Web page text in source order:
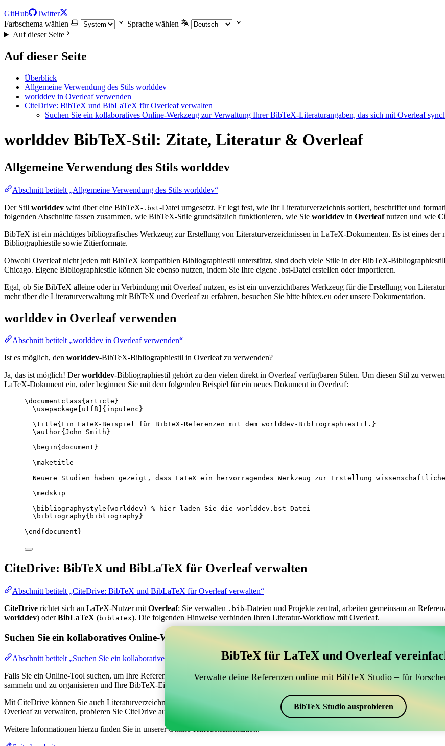
GitHub
Twitter
Farbschema wählen
Sprache wählen
Auf dieser Seite
Auf dieser Seite
Überblick
Allgemeine Verwendung des Stils worlddev
worlddev in Overleaf verwenden
CiteDrive: BibTeX und BibLaTeX für Overleaf verwalten
Suchen Sie ein kollaboratives Online-Werkzeug zur Verwaltung Ihrer BibTeX-Literaturangaben, das sich mit Overleaf
worlddev BibTeX-Stil: Zitate, Literatur & Overleaf
Allgemeine Verwendung des Stils worlddev
Abschnitt betitelt „Allgemeine Verwendung des Stils worlddev“
Der Stil worlddev wird über eine BibTeX- .bst-Datei umgesetzt. Er legt fest, wie Ihr Literaturverzeichnis sortiert, beschriftet und
folgenden Abschnitte fassen zusammen, wie BibTeX-Stile grundsätzlich funktionieren, wie Sie worlddev in Overleafnutzen und wie
BibTeX ist ein mächtiges bibliografisches Werkzeug zur Erstellung von Literaturverzeichnissen in LaTeX-Dokumenten. Es ist eines
Bibliographiestile sowie Zitierformate.
Obwohl Overleaf nicht jeden mit BibTeX kompatiblen Bibliographiestil unterstützt, sind doch viele Stile in der BibTeX-
Chicago. Eigene Bibliographiestile können Sie ebenso nutzen, indem Sie Ihre eigene .bst-Datei erstellen oder importieren.
Egal, ob Sie BibTeX alleine oder in Verbindung mit Overleaf nutzen, es ist ein unverzichtbares Werkzeug für die Erstellung von
mehr über die Literaturverwaltung mit BibTeX und Overleaf zu erfahren, besuchen Sie bitte bibtex.eu oder unsere Dokumentation.
worlddev in Overleaf verwenden
Abschnitt betitelt „worlddev in Overleaf verwenden“
Ist es möglich, den worlddev-BibTeX-Bibliographiestil in Overleaf zu verwenden?
Ja, das ist möglich! Derworlddev-Bibliographiestil gehört zu den vielen direkt in Overleaf verfügbaren Stilen. Um diesen Stil zu
LaTeX-Dokument ein, oder beginnen Sie mit dem folgenden Beispiel für ein neues Dokument in Overleaf:
\documentclass{ article }
\usepackage
utf8 ]{ inputenc }
\title{Ein LaTeX-Beispiel für BibTeX-Referenzen mit dem worlddev-Bibliographiestil.}
\author{John Smith}
\begin{ document }
\maketitle
Neuere Studien haben gezeigt, dass LaTeX ein hervorragendes Werkzeug zur Erstellung
\medskip
\bibliographystyle{worlddev} % hier laden Sie die worlddev.bst-Datei
\bibliography{bibliography}
\end { document }
CiteDrive: BibTeX und BibLaTeX für Overleaf verwalten
Abschnitt betitelt „CiteDrive: BibTeX und BibLaTeX für Overleaf verwalten“
CiteDrive richtet sich an LaTeX-Nutzer mit Overleaf: Sie verwalten .bib-Dateien und Projekte zentral, arbeiten gemeinsam an
worlddev) oderBibLaTeX (biblatex). Die folgenden Hinweise verbinden Ihren Literatur-Workflow mit Overleaf.
Suchen Sie ein kollaboratives Online-Werkzeug zur Verwaltung Ihrer BibTeX-Literaturangaben, das
Abschnitt betitelt „Suchen Sie ein kollaboratives Online-Werkzeug zur Verwaltung Ihrer BibTeX-Literaturangaben, das sich mit
Falls Sie ein Online-Tool suchen, um Ihre Referenzen, Zitate und das Literaturverzeichnis in Overleaf zu verwalten, könnte CiteDrive
sammeln und zu organisieren und Ihre BibTeX-Einträge in Ihrem Overleaf-Projekt aktuell zu halten.
Mit CiteDrive können Sie auch Literaturverzeichnisse und Zitate in verschiedenen Stilen, einschließlich worlddev, erstellen. Wenn Sie
Overleaf zu verwalten, probieren Sie CiteDrive aus!
Weitere Informationen hierzu finden Sie in unserer Online-Hilfedokumentation.
BibTeX für LaTeX und Overleaf
Verwalte deine Referenzen online mit BibTeX Studio – für
BibTeX Studio ausprobieren